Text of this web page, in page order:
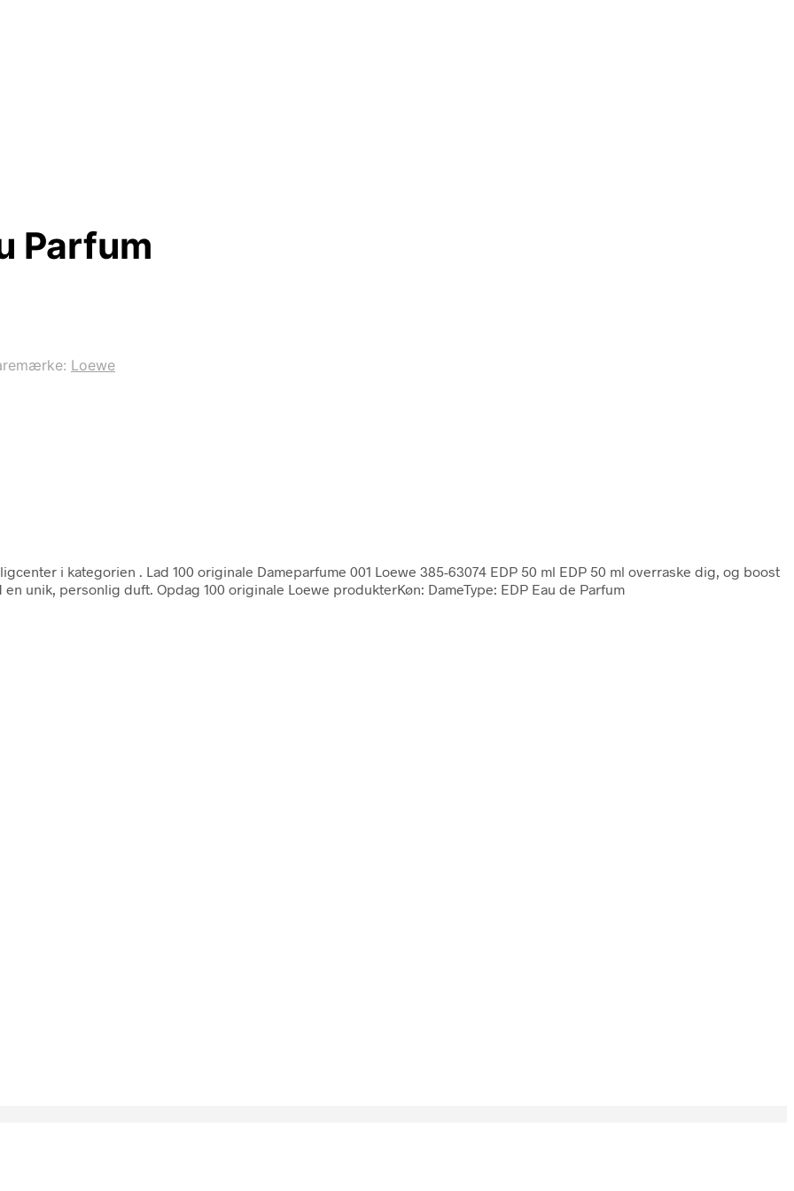
Parfum
Loewe
i kategorien
. Lad 100 originale Dameparfume 001 Loewe 385-63074 EDP 50 ml EDP 50 ml overraske dig, og boost
unik, personlig duft. Opdag 100 originale Loewe produkterKøn: DameType: EDP Eau de Parfum